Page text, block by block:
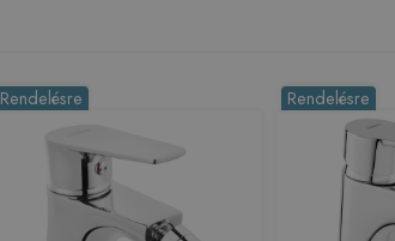
Rendelésre Rendelésre